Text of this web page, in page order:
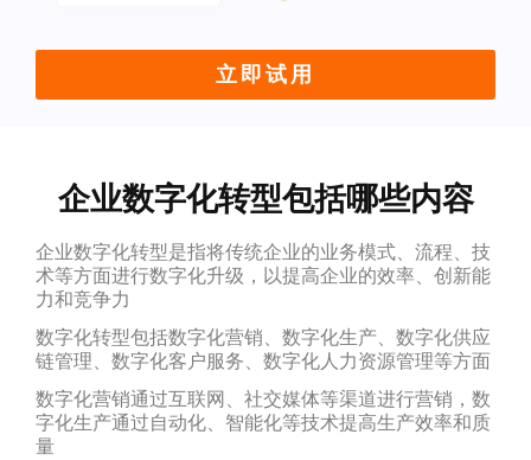
立即试用
企业数字化转型包括哪些内容
企业数字化转型是指将传统企业的业务模式、流程、技
术等方面进行数字化升级，以提高企业的效率、创新能
力和竞争力
数字化转型包括数字化营销、数字化生产、数字化供应
链管理、数字化客户服务、数字化人力资源管理等方面
数字化营销通过互联网、社交媒体等渠道进行营销，数
字化生产通过自动化、智能化等技术提高生产效率和质
量